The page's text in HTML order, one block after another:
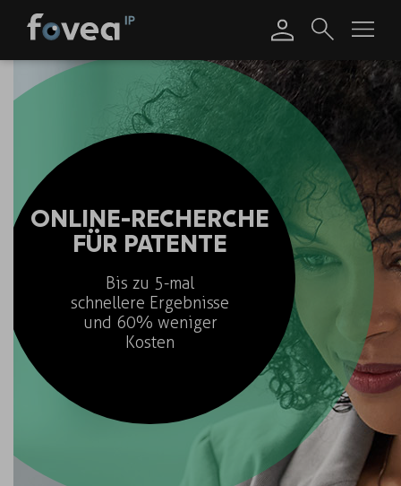
Skip
content
ONLINE-RECHERCHE
FÜR PATENTE
Bis zu 5-mal
schnellere Ergebnisse
und 60% weniger
Kosten